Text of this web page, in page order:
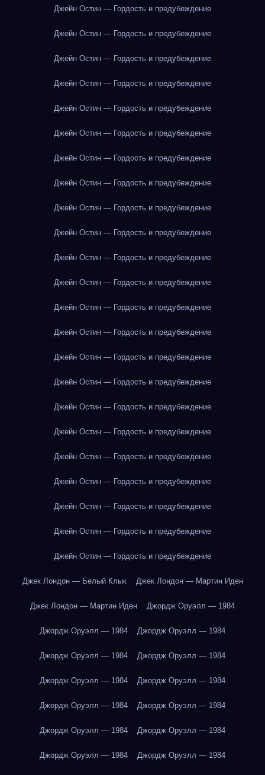
Джейн Остин — Гордость и предубеждение
Джейн Остин — Гордость и предубеждение
Джейн Остин — Гордость и предубеждение
Джейн Остин — Гордость и предубеждение
Джейн Остин — Гордость и предубеждение
Джейн Остин — Гордость и предубеждение
Джейн Остин — Гордость и предубеждение
Джейн Остин — Гордость и предубеждение
Джейн Остин — Гордость и предубеждение
Джейн Остин — Гордость и предубеждение
Джейн Остин — Гордость и предубеждение
Джейн Остин — Гордость и предубеждение
Джейн Остин — Гордость и предубеждение
Джейн Остин — Гордость и предубеждение
Джейн Остин — Гордость и предубеждение
Джейн Остин — Гордость и предубеждение
Джейн Остин — Гордость и предубеждение
Джейн Остин — Гордость и предубеждение
Джейн Остин — Гордость и предубеждение
Джейн Остин — Гордость и предубеждение
Джейн Остин — Гордость и предубеждение
Джейн Остин — Гордость и предубеждение
Джейн Остин — Гордость и предубеждение
Джек Лондон — Белый Клык Джек Лондон — Мартин Иден
Джек Лондон — Мартин Иден Джордж Оруэлл — 1984
Джордж Оруэлл — 1984 Джордж Оруэлл — 1984
Джордж Оруэлл — 1984 Джордж Оруэлл — 1984
Джордж Оруэлл — 1984 Джордж Оруэлл — 1984
Джордж Оруэлл — 1984 Джордж Оруэлл — 1984
Джордж Оруэлл — 1984 Джордж Оруэлл — 1984
Джордж Оруэлл — 1984 Джордж Оруэлл — 1984